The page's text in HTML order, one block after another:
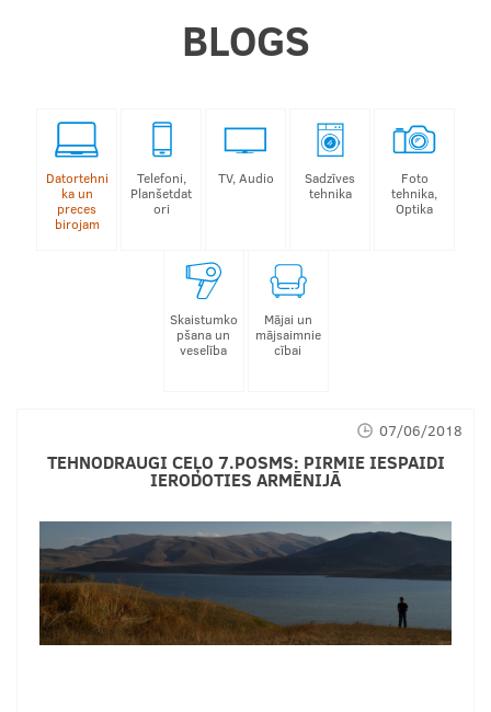
BLOGS
Datortehni
ka un
preces
birojam
Telefoni,
Planšetdat
ori
TV, Audio
Sadzīves
tehnika
Foto
tehnika,
Optika
Skaistumko
pšana un
veselība
Mājai un
mājsaimnie
cībai
TEHNODRAUGI CEĻO 7.POSMS: PIRMIE IESPAIDI
IERODOTIES ARMĒNIJĀ
07/06/2018